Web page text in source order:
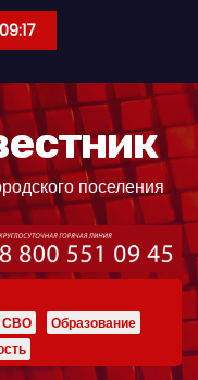
09:17
поселения
СВО
Образование